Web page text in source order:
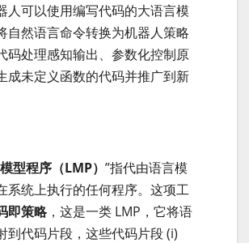
人可以使用编写代码的大语言模
自然语言命令转换为机器人策略
码处理感知输出、参数化控制原
成未定义函数的代码并推广到新
型程序（LMP） ”指代由语言模
系统上执行的任何程序。这项工
即策略，这是一类 LMP，它将语
到代码片段，这些代码片段 (i)